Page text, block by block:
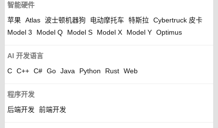
智能硬件
苹果 Atlas 波士顿机器狗 电动摩托车 特斯拉 Cybertruck 皮卡
Model 3
Model Q Model S Model X Model Y Optimus
AI 开发语言
C C++ C# Go Java Python Rust Web
程序开发
后端开发
前端开发